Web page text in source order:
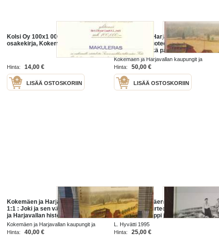
Kolsi Oy 100x1 000 mk ,
osakekirja, Kokemäki 9.1943
Hinta: 14,00 €
LISÄÄ OSTOSKORIIN
Kokemäen ja Harjavallan
talonhaltijat vuoteen 1900. torpat
1891-1900 sekä papisto ennen
vuotta 1870 Kokemäen ja
Harjavallan historia I:2
Kokemäen ja Harjavallan kaupungit ja
seurakunnat 2007
Hinta: 50,00 €
LISÄÄ OSTOSKORIIN
Kokemäen ja Harjavallan historia
1:1 : Joki ja sen väki - Kokemäen
ja Harjavallan historia jääkaudesta
1860-luvulle
Kokemäen ja Harjavallan kaupungit ja
seurakunnat 2007
Hinta: 40,00 €
Juuret Kokemäen mullassa ja
Kokemäen murteessa : Kokemäen
murteen kielioppi ja
murresanakirja
L. Hyvätti 1995
Hinta:
25,00 €